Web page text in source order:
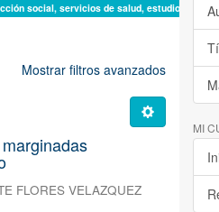
social, servicios de salud, estudio de
Mostrar filtros avanzados
FLORES VELAZQUEZ
MI